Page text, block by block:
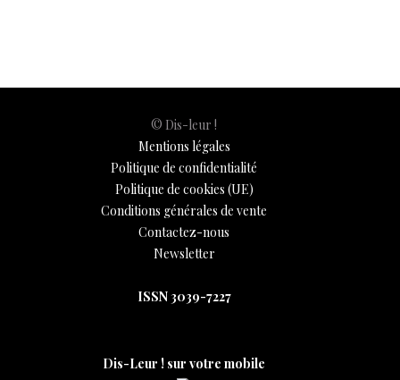
© Dis-leur !
Mentions légales
Politique de confidentialité
Politique de cookies (UE)
Conditions générales de vente
Contactez-nous
Newsletter
ISSN 3039-7227
Dis-Leur ! sur votre mobile